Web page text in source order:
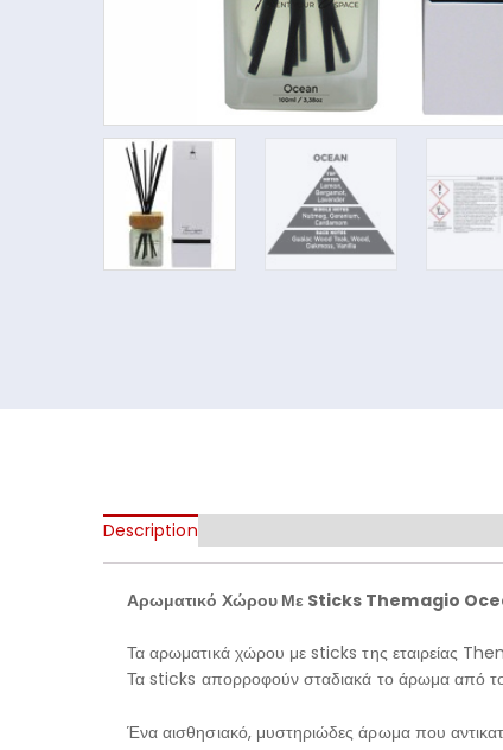
Description
Αρωματικό Χώρου Με Sticks Themagio
Τα αρωματικά χώρου με sticks της εταιρείας
Τα sticks απορροφούν σταδιακά το άρωμα από το
Ένα αισθησιακό, μυστηριώδες άρωμα που